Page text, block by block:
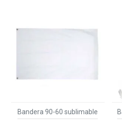
Bandera 90-60 sublimable